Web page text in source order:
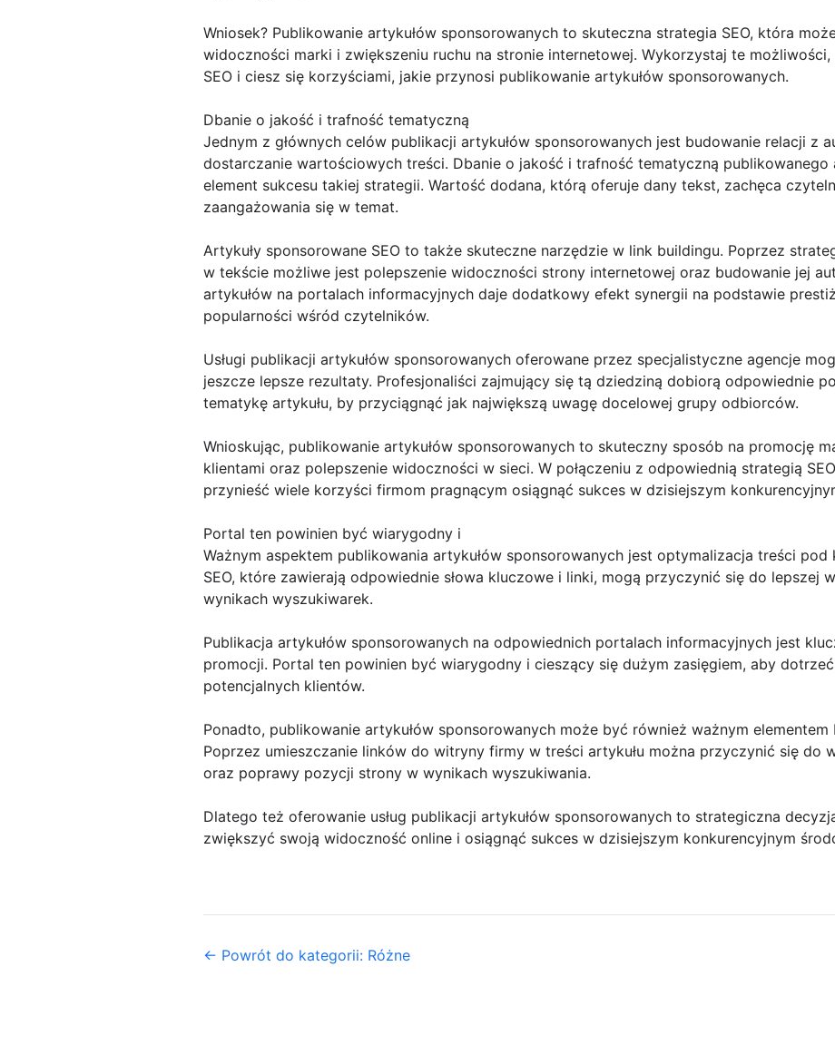
Wniosek? Publikowanie artykułów sponsorowanych to skuteczna strategia SEO, która
widoczności marki i zwiększeniu ruchu na stronie internetowej. Wykorzystaj te
SEO i ciesz się korzyściami, jakie przynosi publikowanie artykułów sponsorowanych.
Dbanie o jakość i trafność tematyczną
Jednym z głównych celów publikacji artykułów sponsorowanych jest budowanie relacji z
dostarczanie wartościowych treści. Dbanie o jakość i trafność tematyczną publikowanego
element sukcesu takiej strategii. Wartość dodana, którą oferuje dany tekst, zachęca
zaangażowania się w temat.
Artykuły sponsorowane SEO to także skuteczne narzędzie w link buildingu. Poprzez
w tekście możliwe jest polepszenie widoczności strony internetowej oraz budowanie jej
artykułów na portalach informacyjnych daje dodatkowy efekt synergii na podstawie
popularności wśród czytelników.
Usługi publikacji artykułów sponsorowanych oferowane przez specjalistyczne agencje
jeszcze lepsze rezultaty. Profesjonaliści zajmujący się tą dziedziną dobiorą odpowiednie
tematykę artykułu, by przyciągnąć jak największą uwagę docelowej grupy odbiorców.
Wnioskując, publikowanie artykułów sponsorowanych to skuteczny sposób na promocję
klientami oraz polepszenie widoczności w sieci. W połączeniu z odpowiednią strategią
przynieść wiele korzyści firmom pragnącym osiągnąć sukces w dzisiejszym
Portal ten powinien być wiarygodny i
Ważnym aspektem publikowania artykułów sponsorowanych jest optymalizacja treści pod
SEO, które zawierają odpowiednie słowa kluczowe i linki, mogą przyczynić się do lepszej
wynikach wyszukiwarek.
Publikacja artykułów sponsorowanych na odpowiednich portalach informacyjnych jest
promocji. Portal ten powinien być wiarygodny i cieszący się dużym zasięgiem, aby
potencjalnych klientów.
Ponadto, publikowanie artykułów sponsorowanych może być również ważnym elementem
Poprzez umieszczanie linków do witryny firmy w treści artykułu można przyczynić się do
oraz poprawy pozycji strony w wynikach wyszukiwania.
Dlatego też oferowanie usług publikacji artykułów sponsorowanych to strategiczna
zwiększyć swoją widoczność online i osiągnąć sukces w dzisiejszym konkurencyjnym
← Powrót do kategorii: Różne